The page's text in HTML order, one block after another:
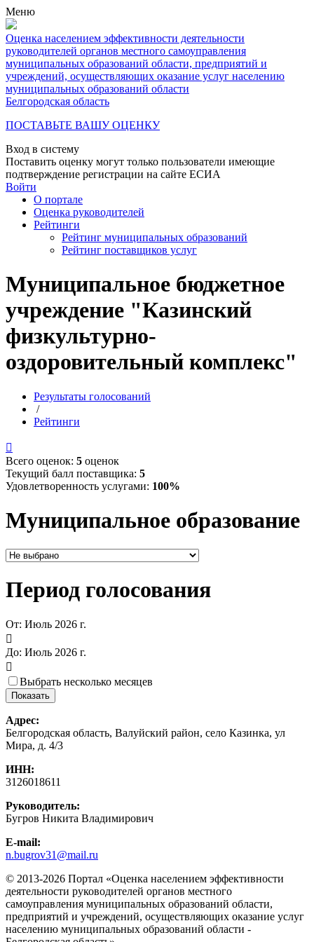
Меню
Оценка населением эффективности деятельности
руководителей органов местного самоуправления
муниципальных образований области, предприятий и
учреждений, осуществляющих оказание услуг населению
муниципальных образований области
Белгородская область
ПОСТАВЬТЕ ВАШУ ОЦЕНКУ
Вход в систему
Поставить оценку могут только пользователи имеющие
подтверждение регистрации на сайте ЕСИА
Войти
О портале
Оценка руководителей
Рейтинги
Рейтинг муниципальных образований
Рейтинг поставщиков услуг
Муниципальное бюджетное
учреждение "Казинский
физкультурно-
оздоровительный комплекс"
Результаты голосований
/
Рейтинги

Всего оценок: 5 оценок
Текущий балл поставщика: 5
Удовлетворенность услугами: 100%
Муниципальное образование
Период голосования
От: Июль 2026 г.

До: Июль 2026 г.

Выбрать несколько месяцев
Адрес:
Белгородская область, Валуйский район, село Казинка, ул
Мира, д. 4/3
ИНН:
3126018611
Руководитель:
Бугров Никита Владимирович
E-mail:
n.bugrov31@mail.ru
© 2013-2026 Портал «Оценка населением эффективности
деятельности руководителей органов местного
самоуправления муниципальных образований области,
предприятий и учреждений, осуществляющих оказание услуг
населению муниципальных образований области -